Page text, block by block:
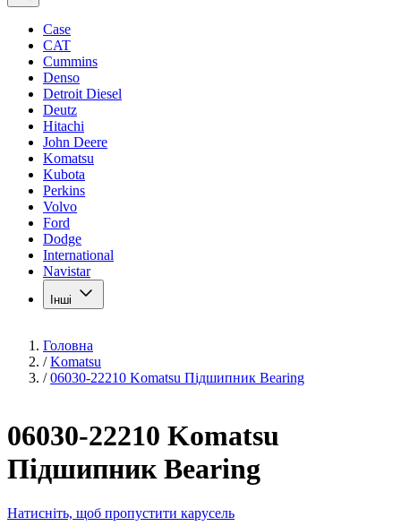
Case
CAT
Cummins
Denso
Detroit Diesel
Deutz
Hitachi
John Deere
Komatsu
Kubota
Perkins
Volvo
Ford
Dodge
International
Navistar
Інші
Головна
/ Komatsu
/ 06030-22210 Komatsu Підшипник Bearing
06030-22210 Komatsu
Підшипник Bearing
Натисніть, щоб пропустити карусель